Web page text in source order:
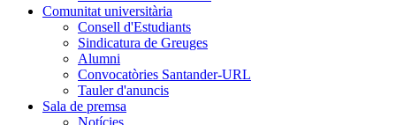
Comunitat universitària
Consell d'Estudiants
Sindicatura de Greuges
Alumni
Convocatòries Santander-URL
Tauler d'anuncis
Sala de premsa
Notícies